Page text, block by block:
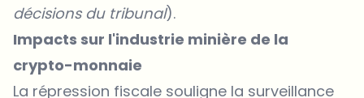
décisions du tribunal).
Impacts sur l'industrie minière de la
crypto-monnaie
La répression fiscale souligne la surveillance